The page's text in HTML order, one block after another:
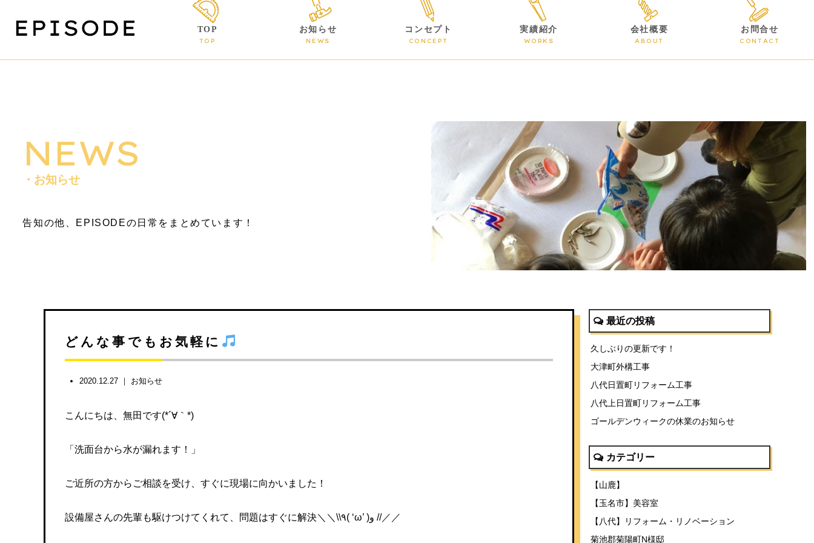
TOP
TOP
お知らせ
NEWS
コンセプト
CONCEPT
実績紹介
WORKS
会社概要
ABOUT
お問合せ
CONTACT
NEWS
・お知らせ
告知の他、EPISODEの日常をまとめています！
どんな事でもお気軽に
2020.12.27 ｜ お知らせ
こんにちは、無田です(*´∀｀*)
「洗面台から水が漏れます！」
ご近所の方からご相談を受け、すぐに現場に向かいました！
設備屋さんの先輩も駆けつけてくれて、問題はすぐに解決＼＼\\٩( ‘ω’ )و //／／
最近の投稿
久しぶりの更新です！
大津町外構工事
八代日置町リフォーム工事
八代上日置町リフォーム工事
ゴールデンウィークの休業のお知らせ
カテゴリー
【山鹿】
【玉名市】美容室
【八代】リフォーム・リノベーション
菊池郡菊陽町N様邸